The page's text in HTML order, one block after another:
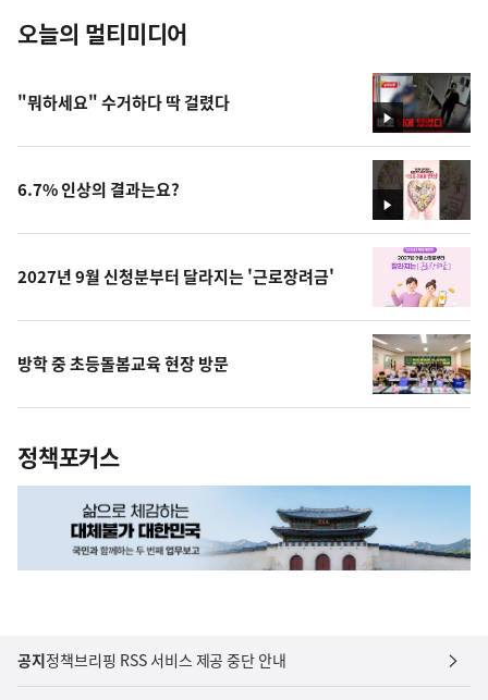
오늘의 멀티미디어
영
상
"뭐하세요" 수거하다 딱 걸렸다
영
상
6.7% 인상의 결과는요?
2027년 9월 신청분부터 달라지는 '근로장려금'
방학 중 초등돌봄교육 현장 방문
정책포커스
공지정책브리핑 RSS 서비스 제공 중단 안내